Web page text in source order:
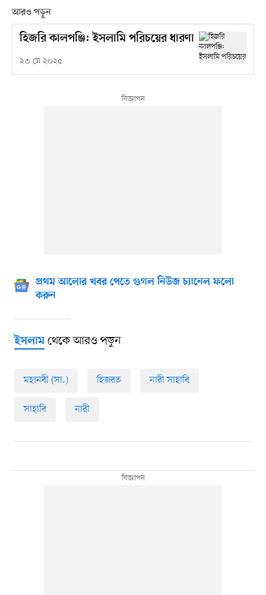
আরও পড়ুন
হিজরি কালপঞ্জি: ইসলামি পরিচয়ের ধারণা
২৩ মে ২০২৫
প্রথম আলোর খবর পেতে গুগল নিউজ চ্যানেল ফলো
করুন
ইসলামথেকে আরও পড়ুন
মহানবী (সা.) হিজরত নারী সাহাবি
সাহাবি নারী